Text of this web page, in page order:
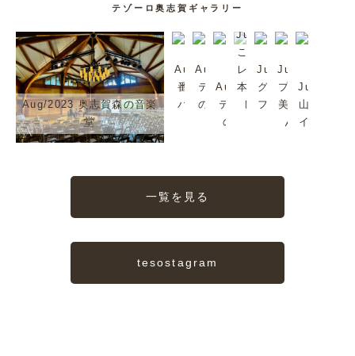
テゾーロ奥志賀ギャラリー
Aug/2023 奥志賀森の音楽
堂
Aug/2023
番頭シン
バくんで
Aug/2023
テゾーロ
のジャズ
2
Aug/2023
テゾーロ
のJazz
Jul/2023
これは超
レア。日
本では珍
しいか
Jul/2023
グリーンタ
フを歩いて
みる？
Jul/2023
プラムも
美味しい
んだよ
Jul/2023
山ノ内町
イイね〜
一覧を見る
tesostagram